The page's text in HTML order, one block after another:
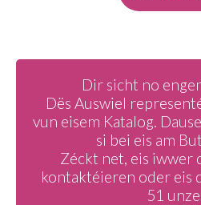
Dir sicht no
Dës Auswiel
vun eisem Katalog.
si bei eis am
Zéckt net, eis iwwer
kontaktéieren oder eis
51